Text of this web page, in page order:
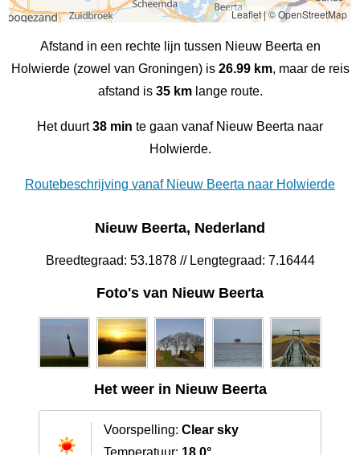
Leaflet|© OpenStreetMap
Afstand in een rechte lijn tussen Nieuw Beerta en
Holwierde (zowel van Groningen) is 26.99 km, maar de reis
afstand is 35 kmlange route.
Het duurt38 min te gaan vanaf Nieuw Beerta naar
Holwierde.
Routebeschrijving vanaf Nieuw Beerta naar Holwierde
Nieuw Beerta, Nederland
Breedtegraad: 53.1878 // Lengtegraad: 7.16444
Foto's van Nieuw Beerta
Het weer in Nieuw Beerta
Voorspelling: Clear sky